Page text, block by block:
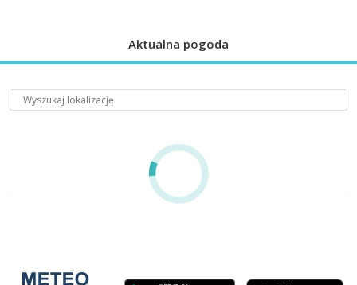
Aktualna pogoda